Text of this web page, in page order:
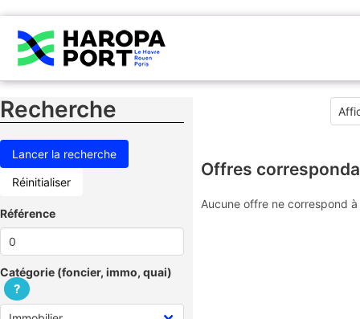
Recherche
Réinitialiser
Référence
Catégorie (foncier, immo, quai)
?
Offres
Aucune offre ne correspond